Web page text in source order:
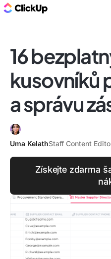
16
kusovníků
a správu
Uma KelathStaff Content
Získejte zdarma